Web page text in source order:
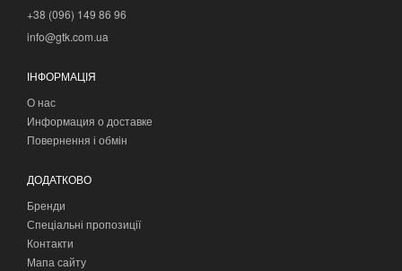
+38 (096) 149 86 96
info@gtk.com.ua
ІНФОРМАЦІЯ
О нас
Информация о доставке
Повернення і обмін
ДОДАТКОВО
Бренди
Спеціальні пропозиції
Контакти
Мапа сайту